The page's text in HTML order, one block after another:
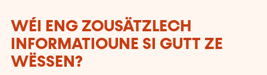
WÉI ENG ZOUSÄTZLECH
INFORMATIOUNE SI GUTT ZE
WËSSEN?